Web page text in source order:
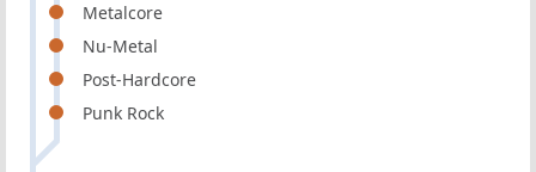
Metalcore
Nu-Metal
Post-Hardcore
Punk Rock